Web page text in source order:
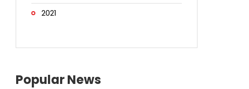
2021
Popular News